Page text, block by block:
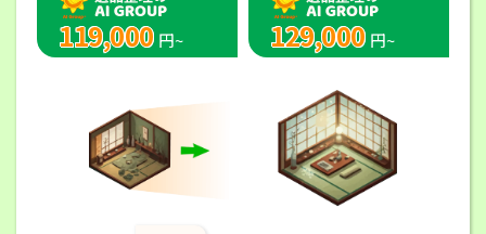
119,000 円~ 129,000 円~